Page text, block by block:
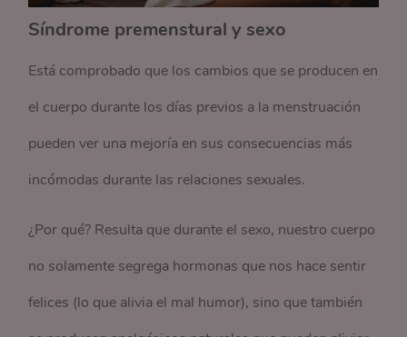
Síndrome premenstural y sexo
Está comprobado que los cambios que se producen en
el cuerpo durante los días previos a la menstruación
pueden ver una mejoría en sus consecuencias más
incómodas durante las relaciones sexuales.
¿Por qué? Resulta que durante el sexo, nuestro cuerpo
no solamente segrega hormonas que nos hace sentir
felices (lo que alivia el mal humor), sino que también